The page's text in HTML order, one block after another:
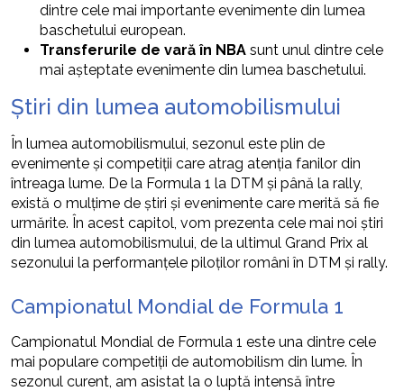
dintre cele mai importante evenimente din lumea
baschetului european.
Transferurile de vară în NBA sunt unul dintre cele
mai așteptate evenimente din lumea baschetului.
Știri din lumea automobilismului
În lumea automobilismului, sezonul este plin de
evenimente și competiții care atrag atenția fanilor din
întreaga lume. De la Formula 1 la DTM și până la rally,
există o mulțime de știri și evenimente care merită să fie
urmărite. În acest capitol, vom prezenta cele mai noi știri
din lumea automobilismului, de la ultimul Grand Prix al
sezonului la performanțele piloților români în DTM și rally.
Campionatul Mondial de Formula 1
Campionatul Mondial de Formula 1 este una dintre cele
mai populare competiții de automobilism din lume. În
sezonul curent, am asistat la o luptă intensă între